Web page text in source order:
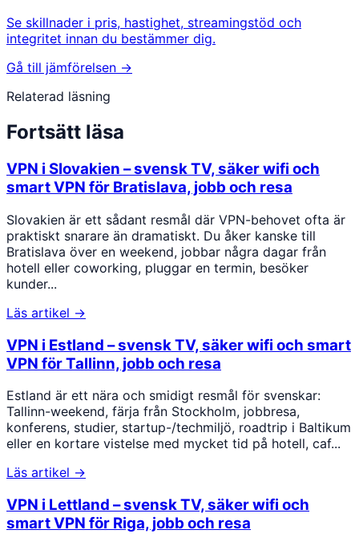
Se skillnader i pris, hastighet, streamingstöd och
integritet innan du bestämmer dig.
Gå till jämförelsen →
Relaterad läsning
Fortsätt läsa
VPN i Slovakien – svensk TV, säker wifi och
smart VPN för Bratislava, jobb och resa
Slovakien är ett sådant resmål där VPN-behovet ofta är
praktiskt snarare än dramatiskt. Du åker kanske till
Bratislava över en weekend, jobbar några dagar från
hotell eller coworking, pluggar en termin, besöker
kunder...
Läs artikel →
VPN i Estland – svensk TV, säker wifi och smart
VPN för Tallinn, jobb och resa
Estland är ett nära och smidigt resmål för svenskar:
Tallinn-weekend, färja från Stockholm, jobbresa,
konferens, studier, startup-/techmiljö, roadtrip i Baltikum
eller en kortare vistelse med mycket tid på hotell, caf...
Läs artikel →
VPN i Lettland – svensk TV, säker wifi och
smart VPN för Riga, jobb och resa